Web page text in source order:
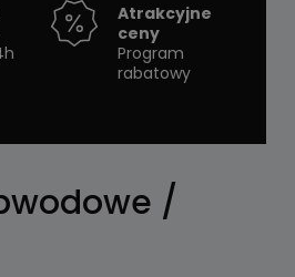
Atrakcyjne
ceny
Program
rabatowy
/